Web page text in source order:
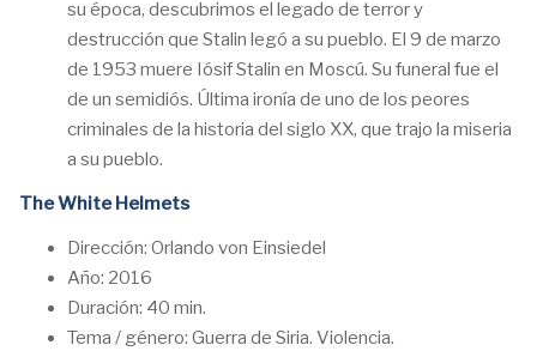
su época, descubrimos el legado de terror y
destrucción que Stalin legó a su pueblo. El 9 de marzo
de 1953 muere Iósif Stalin en Moscú. Su funeral fue el
de un semidiós. Última ironía de uno de los peores
criminales de la historia del siglo XX, que trajo la miseria
a su pueblo.
The White Helmets
Dirección: Orlando von Einsiedel
Año: 2016
Duración: 40 min.
Tema / género: Guerra de Siria. Violencia.